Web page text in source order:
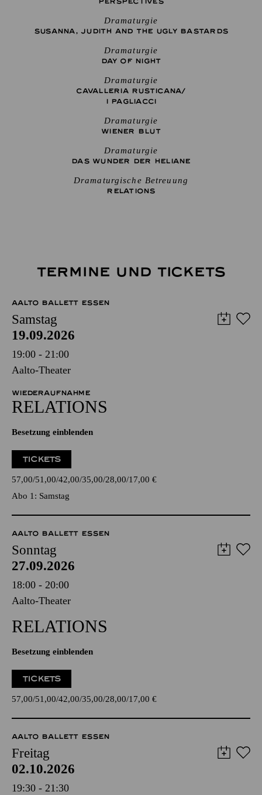
Dramaturgie
SUSANNA, JUDITH AND THE UGLY BASTARDS
Dramaturgie
DAY OF NIGHT
Dramaturgie
CAVALLERIA RUSTICANA/
I PAGLIACCI
Dramaturgie
WIENER BLUT
Dramaturgie
DAS WUNDER DER HELIANE
Dramaturgische Betreuung
RELATIONS
TERMINE UND TICKETS
AALTO BALLETT ESSEN
Samstag
19.09.2026
19:00 - 21:00
Aalto-Theater
WIEDERAUFNAHME
RELATIONS
Besetzung einblenden
TICKETS
57,00 51,00 42,00 35,00 28,00 17,00 €
Abo 1: Samstag
AALTO BALLETT ESSEN
Sonntag
27.09.2026
18:00 - 20:00
Aalto-Theater
RELATIONS
Besetzung einblenden
TICKETS
57,00 51,00 42,00 35,00 28,00 17,00 €
AALTO BALLETT ESSEN
Freitag
02.10.2026
19:30 - 21:30